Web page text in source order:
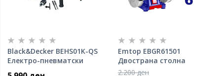
Black&Decker BEHS01K-QS
Електро-пневматски
Emtop EBGR61501
Двострана столна
брусилка
2.200 ден